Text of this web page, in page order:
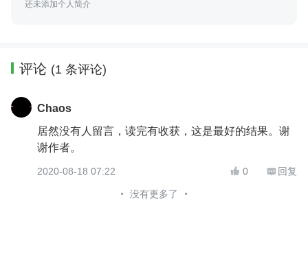
还未添加个人简介
评论 (1 条评论)
Chaos
居然没有人留言，读完有收获，这是最好的结果。谢
谢作者。
2020-08-18 07:22  0  回复
没有更多了